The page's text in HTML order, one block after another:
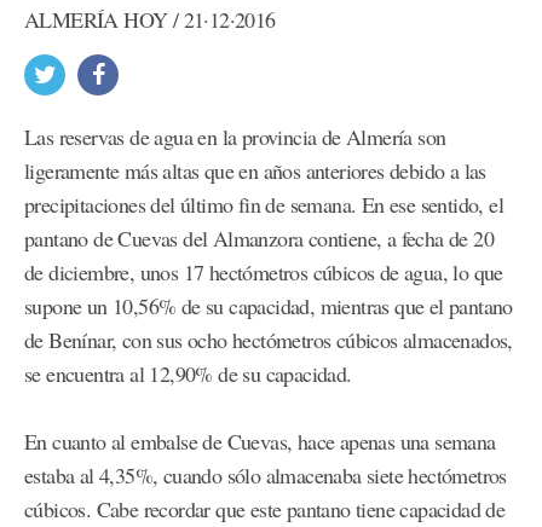
ALMERÍA HOY / 21·12·2016
Las reservas de agua en la provincia de Almería son
ligeramente más altas que en años anteriores debido a las
precipitaciones del último fin de semana. En ese sentido, el
pantano de Cuevas del Almanzora contiene, a fecha de 20
de diciembre, unos 17 hectómetros cúbicos de agua, lo que
supone un 10,56% de su capacidad, mientras que el pantano
de Benínar, con sus ocho hectómetros cúbicos almacenados,
se encuentra al 12,90% de su capacidad.
En cuanto al embalse de Cuevas, hace apenas una semana
estaba al 4,35%, cuando sólo almacenaba siete hectómetros
cúbicos. Cabe recordar que este pantano tiene capacidad de